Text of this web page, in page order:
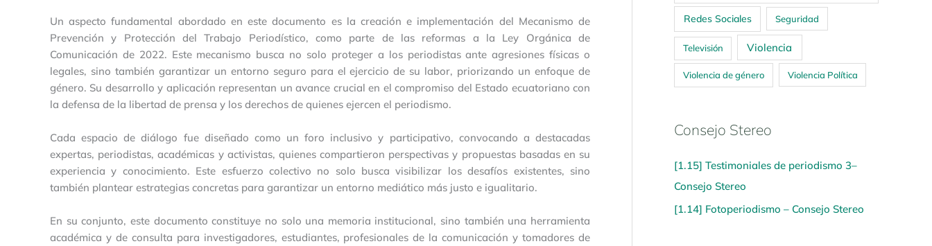
Un aspecto fundamental abordado en este documento es la creación e implementación del Mecanismo de
Prevención y Protección del Trabajo Periodístico, como parte de las reformas a la Ley Orgánica de
Comunicación de 2022. Este mecanismo busca no solo proteger a los periodistas ante agresiones físicas o
legales, sino también garantizar un entorno seguro para el ejercicio de su labor, priorizando un enfoque de
género. Su desarrollo y aplicación representan un avance crucial en el compromiso del Estado ecuatoriano con
la defensa de la libertad de prensa y los derechos de quienes ejercen el periodismo.
Cada espacio de diálogo fue diseñado como un foro inclusivo y participativo, convocando a destacadas
expertas, periodistas, académicas y activistas, quienes compartieron perspectivas y propuestas basadas en su
experiencia y conocimiento. Este esfuerzo colectivo no solo busca visibilizar los desafíos existentes, sino
también plantear estrategias concretas para garantizar un entorno mediático más justo e igualitario.
En su conjunto, este documento constituye no solo una memoria institucional, sino también una herramienta
académica y de consulta para investigadores, estudiantes, profesionales de la comunicación y tomadores de
Redes Sociales Seguridad
Televisión Violencia
Violencia de género Violencia Política
Consejo Stereo
[1.15] Testimoniales de periodismo 3–
Consejo Stereo
[1.14] Fotoperiodismo – Consejo Stereo